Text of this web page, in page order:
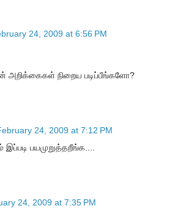
24, 2009 at 6:56 PM
அறிக்கைகள் நிறைய படிப்பீங்களோ?
24, 2009 at 7:12 PM
பயமுறுத்தறீங்க....
24, 2009 at 7:35 PM